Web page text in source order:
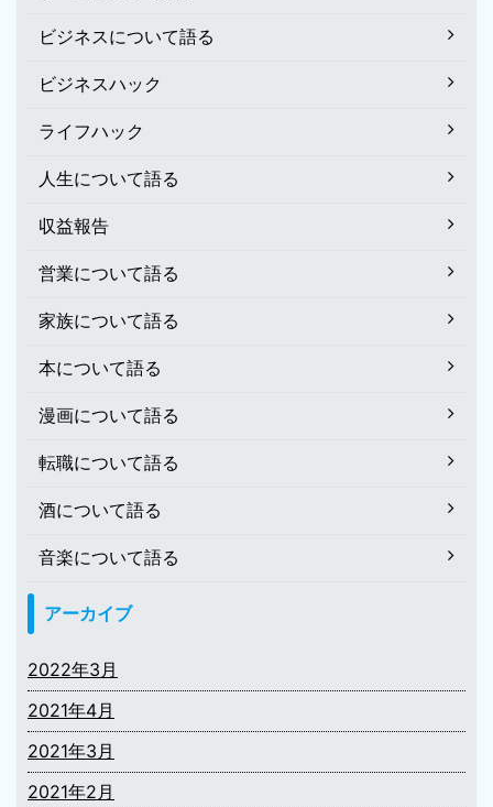
ビジネスについて語る
ビジネスハック
ライフハック
人生について語る
収益報告
営業について語る
家族について語る
本について語る
漫画について語る
転職について語る
酒について語る
音楽について語る
アーカイブ
2022年3月
2021年4月
2021年3月
2021年2月